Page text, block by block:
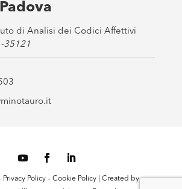
di Analisi dei Codici Affettivi
35121
Privacy Policy– Cookie Policy
| Created by